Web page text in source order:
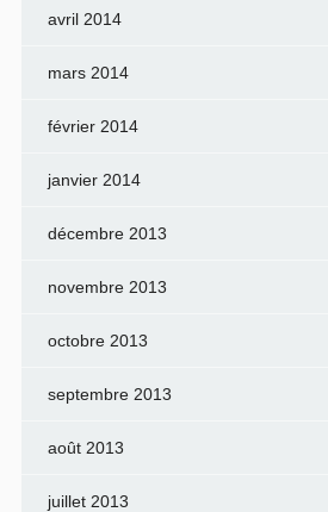
avril 2014
mars 2014
février 2014
janvier 2014
décembre 2013
novembre 2013
octobre 2013
septembre 2013
août 2013
juillet 2013